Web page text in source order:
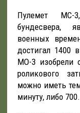
Пулемет МС-
бундесвера,
военных
достигал 1400
МО-3 изобрели
роликового
можно иметь
минуту, либо 700.